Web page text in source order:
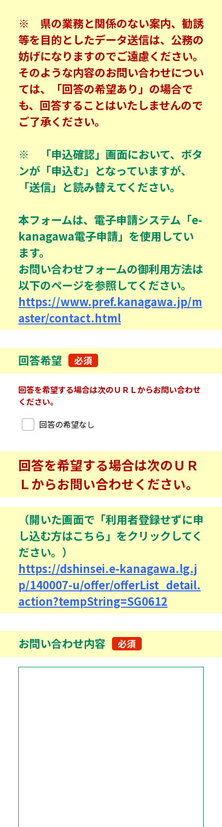
※ 県の業務と関係のない案内、勧誘
等を目的としたデータ送信は、公務の
妨げになりますのでご遠慮ください。
そのような内容のお問い合わせについ
ては、「回答の希望あり」の場合で
も、回答することはいたしませんので
ご了承ください。
※ 「申込確認」画面において、ボタ
ンが「申込む」となっていますが、
「送信」と読み替えてください。
本フォームは、電子申請システム「e-
kanagawa電子申請」を使用してい
ます。
お問い合わせフォームの御利用方法は
以下のページを参照してください。
https://www.pref.kanagawa.jp/m
aster/contact.html
回答希望 必須
回答を希望する場合は次のＵＲＬからお問い合わせ
ください。
回答希望回答の希望なし
回答を希望する場合は次のＵＲ
Ｌからお問い合わせください。
（開いた画面で「利用者登録せずに申
し込む方はこちら」をクリックしてく
ださい。）
https://dshinsei.e-kanagawa.lg.j
p/140007-u/offer/offerList_detail.
action?tempString=SG0612
お問い合わせ内容 必須